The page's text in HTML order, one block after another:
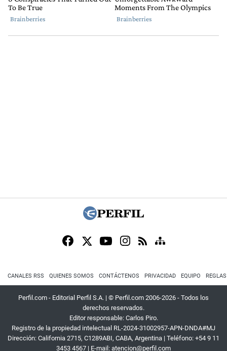
CANALES RSS QUIENES SOMOS CONTÁCTENOS PRIVACIDAD EQUIPO
Perfil.com - Editorial Perfil S.A. | © Perfil.com 2006-2026 - Todos los
derechos reservados.
Editor responsable: Carlos Piro.
Registro de la propiedad intelectual RL-2024-31002957-APN-DNDA#MJ
Dirección: California 2715, C1289ABI, CABA, Argentina | Teléfono: +54 9 11
3453 4567 | E-mail: atencion@perfil.com